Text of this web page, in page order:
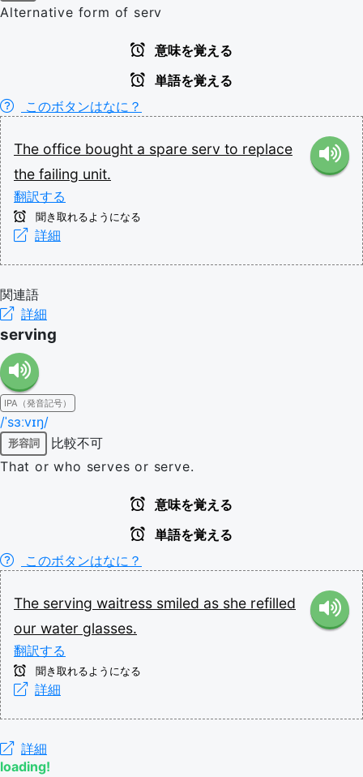
Alternative form of serv
意味を覚える
単語を覚える
このボタンはなに？
The office bought a spare serv to replace
the failing unit.
翻訳する
聞き取れるようになる
詳細
関連語
詳細
serving
IPA（発音記号）
/ˈsɜːvɪŋ/
形容詞
比較不可
That or who serves or serve.
意味を覚える
単語を覚える
このボタンはなに？
The serving waitress smiled as she refilled
our water glasses.
翻訳する
聞き取れるようになる
詳細
詳細
loading!